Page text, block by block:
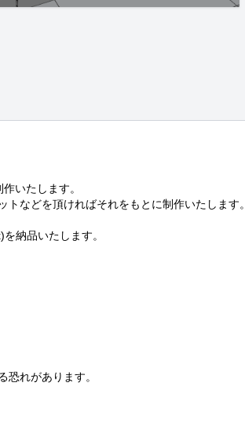
いたします。
などを頂ければそれをもとに制作いたします。
納品いたします。
恐れがあります。